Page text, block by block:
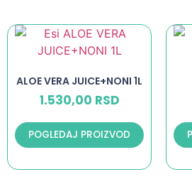
ALOE VERA JUICE+NONI 1L
1.530,00 RSD
POGLEDAJ PROIZVOD